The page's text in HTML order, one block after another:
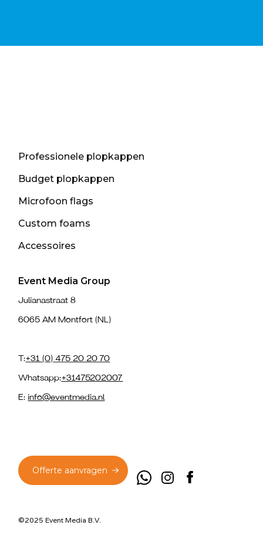
Professionele plopkappen
Budget plopkappen
Microfoon flags
Custom foams
Accessoires
Event Media Group
Julianastraat 8
6065 AM Montfort (NL)
T:+31 (0) 475 20 20 70
Whatsapp:+31475202007
E: info@eventmedia.nl
Offerte aanvragen
©2025 Event Media B.V.